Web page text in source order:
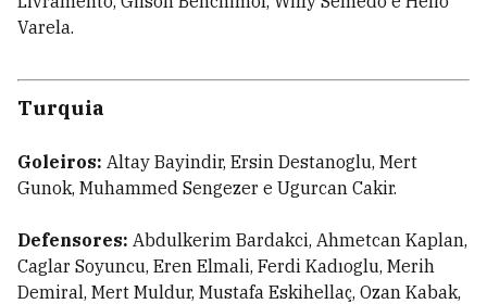
Varela.
Turquia
Goleiros: Altay Bayindir, Ersin Destanoglu, Mert
Gunok, Muhammed Sengezer e Ugurcan Cakir.
Defensores: Abdulkerim Bardakci, Ahmetcan Kaplan,
Caglar Soyuncu, Eren Elmali, Ferdi Kadıoglu, Merih
Demiral, Mert Muldur, Mustafa Eskihellaç, Ozan Kabak,